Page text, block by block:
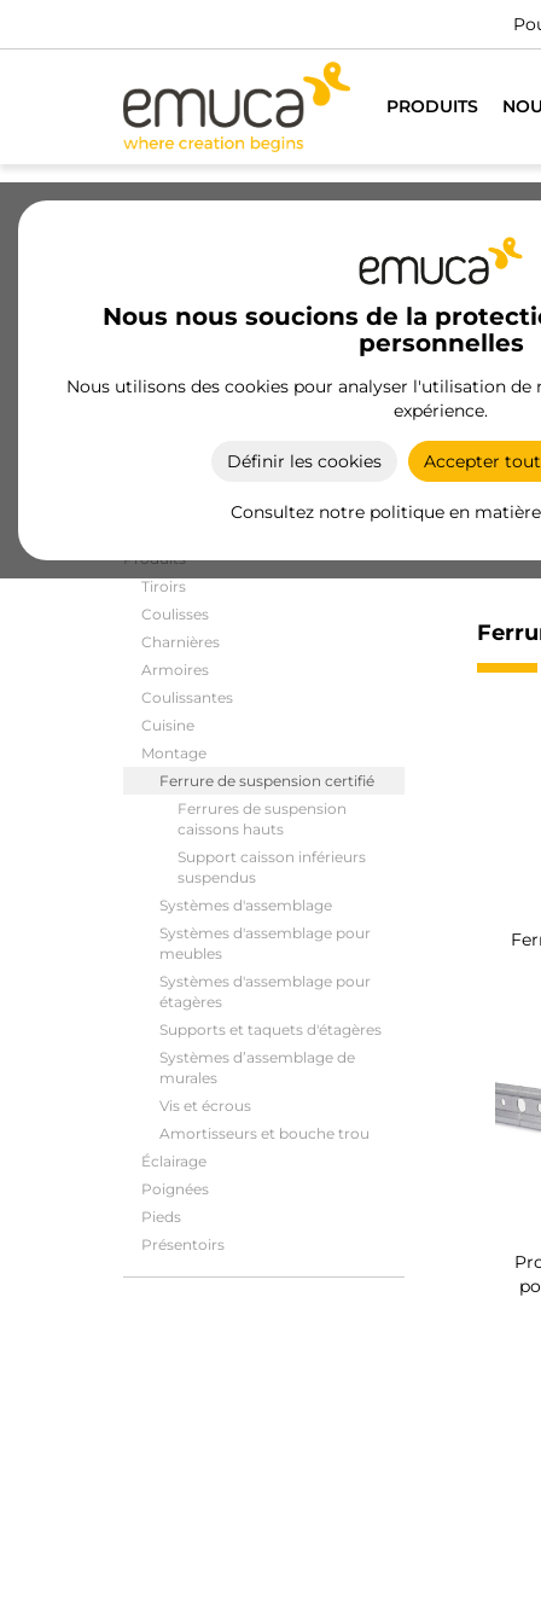
PRODUITS
Nous nous soucions de la
personnelles
Nous utilisons des cookies pour analyser l'utilisation
expérience.
Définir les cookies Accepter
Consultez notre politique en
Charnières
Ferrure de suspension certifié
Ferrures de suspension certifiées de haute
idéales pour une fixation sûre et efficace des
étagères et modules dans n'importe quel
environnement.
Produits
Tiroirs
Coulisses
Charnières
Armoires
Coulissantes
Cuisine
Montage
Ferrure de suspension certifié
Ferrures de suspension
caissons hauts
Support caisson inférieurs
suspendus
Systèmes d'assemblage
Systèmes d'assemblage pour
meubles
Systèmes d'assemblage pour
étagères
Supports et taquets d'étagères
Systèmes d’assemblage de
murales
Vis et écrous
Amortisseurs et bouche trou
Éclairage
Poignées
Pieds
Présentoirs